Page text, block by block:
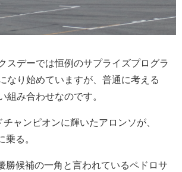
スデーでは恒例のサプライズプログラ
なり始めていますが、普通に考える
組み合わせなのです。
ャンピオンに輝いたアロンソが、
る。
勝候補の一角と言われているペドロサ